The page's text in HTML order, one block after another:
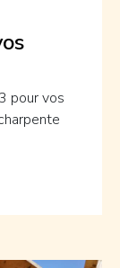
pour vos